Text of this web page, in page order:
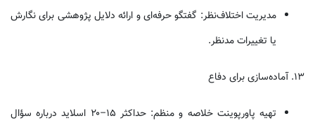
مدیریت اختلاف‌نظر: گفتگو حرفه‌ای و ارائه دلایل پژوهشی برای نگارش
یا تغییرات مدنظر.
۱۳. آماده‌سازی برای دفاع
تهیه پاورپوینت خلاصه و منظم: حداکثر ۱۵–۲۰ اسلاید درباره سؤال